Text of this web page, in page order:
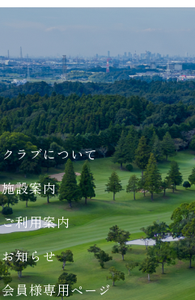
クラブについて
施設案内
ご利用案内
お知らせ
会員様専用ページ